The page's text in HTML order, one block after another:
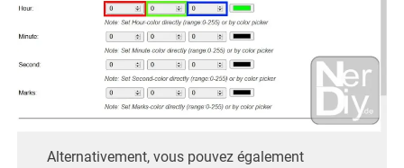
Alternativement, vous pouvez également